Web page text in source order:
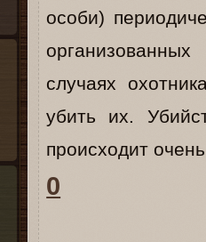
особи)
случаях
убить их.
происходит
0